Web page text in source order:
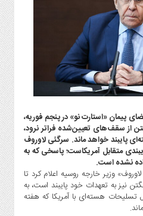
پیمان «استارت نو» در پنجم فوریه،
از سقف‌های تعیین‌شده فراتر نرود،
پایبند خواهد ماند. سرگئی لاوروف
متقابل آمریکاست؛ پاسخی که به
نشده است.
وزیر خارجه روسیه اعلام کرد تا
نیز به تعهدات خود پایبند است، به
هسته‌ای با آمریکا که هفته